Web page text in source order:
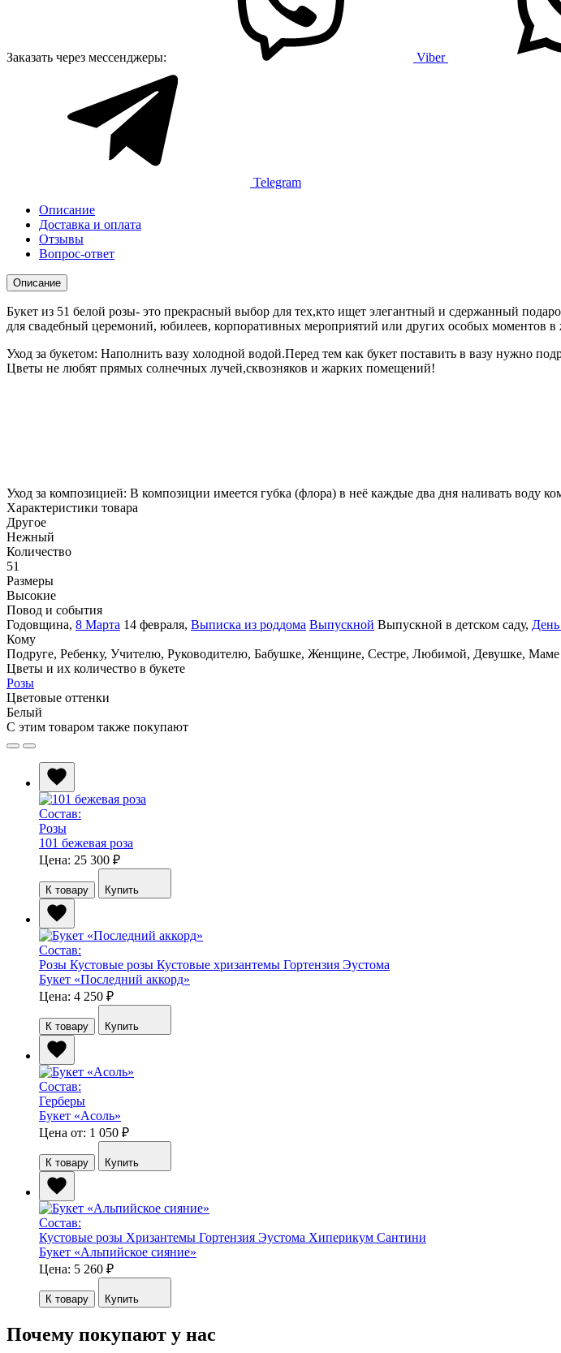
Заказать через мессенджеры: Viber
Telegram
Описание
Доставка и оплата
Отзывы
Вопрос-ответ
Описание
Букет из 51 белой розы- это прекрасный выбор для тех,кто ищет элегантный и сдержанный
для свадебный церемоний, юбилеев, корпоративных мероприятий или других особых моментов в
Уход за букетом: Наполнить вазу холодной водой.Перед тем как букет поставить в вазу нужно
Цветы не любят прямых солнечных лучей,сквозняков и жарких помещений!
Уход за композицией: В композиции имеется губка (флора) в неё каждые два дня наливать воду
Характеристики товара
Другое
Нежный
Количество
51
Размеры
Высокие
Повод и события
Годовщина, 8 Марта 14 февраля, Выписка из роддома Выпускной Выпускной в детском саду,
Кому
Подруге, Ребенку, Учителю, Руководителю, Бабушке, Женщине, Сестре, Любимой, Девушке, Маме
Цветы и их количество в букете
Розы
Цветовые оттенки
Белый
С этим товаром также покупают
Состав:
Розы
101 бежевая роза
Цена: 25 300 ₽
К товару Купить
Состав:
Розы Кустовые розы Кустовые хризантемы Гортензия Эустома
Букет «Последний аккорд»
Цена: 4 250 ₽
К товару Купить
Состав:
Герберы
Букет «Асоль»
Цена от: 1 050 ₽
К товару Купить
Состав:
Кустовые розы Хризантемы Гортензия Эустома Хиперикум Сантини
Букет «Альпийское сияние»
Цена: 5 260 ₽
К товару Купить
Почему покупают у нас